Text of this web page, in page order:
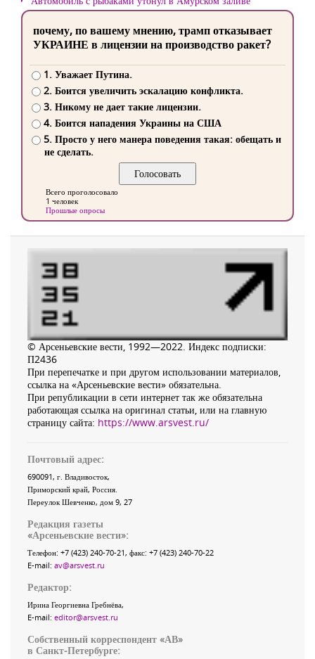
почему, по вашему мнению, трамп отказывает
УКРАИНЕ в лицензии на производство ракет?
1. Уважает Путина.
2. Боится увеличить эскалацию конфликта.
3. Никому не дает такие лицензии.
4. Боится нападения Украины на США
5. Просто у него манера поведения такая: обещать и
не сделать.
Всего проголосовало
1 человек
Прошлые опросы
© Арсеньевские вести, 1992—2022. Индекс подписки:
П2436
При перепечатке и при другом использовании материалов,
ссылка на «Арсеньевские вести» обязательна.
При републикации в сети интернет так же обязательна
работающая ссылка на оригинал статьи, или на главную
страницу сайта: https://www.arsvest.ru/
Почтовый адрес:
690091, г. Владивосток,
Приморский край, Россия
Переулок Шевченко, дом 9, 27
Редакция газеты
«Арсеньевские вести»:
Телефон: +7 (423) 240-70-21, факс: +7 (423) 240-70-22
E-mail: av@arsvest.ru
Редактор:
Ирина Георгиевна Гребнёва,
E-mail: editor@arsvest.ru
Собственный корреспондент «АВ»
в Санкт-Петербурге: